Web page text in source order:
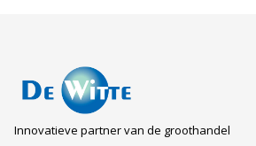
Innovatieve partner van de groothandel